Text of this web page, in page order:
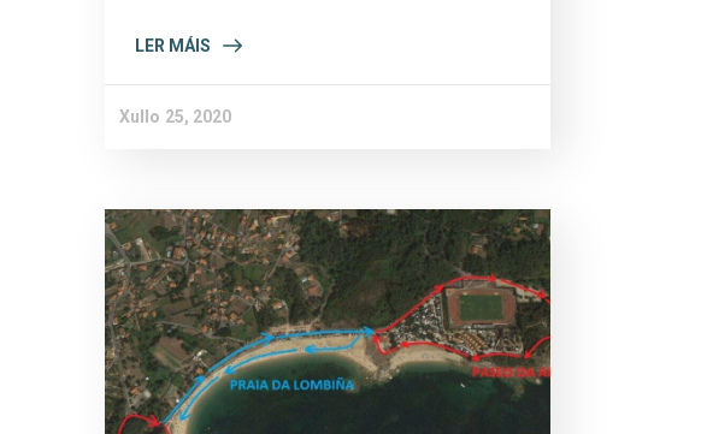
LER MÁIS
Xullo 25, 2020